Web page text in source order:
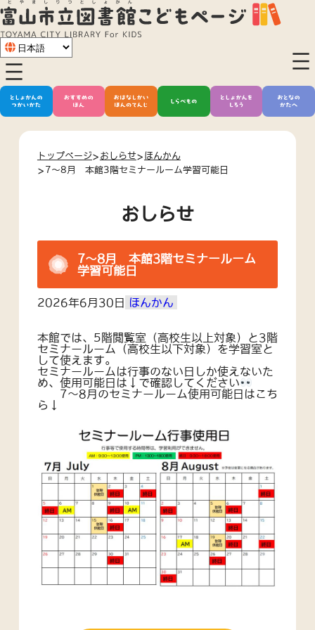
内
容
を
ス
キ
ッ
プ
トップページ おしらせ
ほんかん
7～8月 本館3階セミナールーム学習可能日
おしらせ
7～8月 本館3階セミナールーム
学習可能日
2026年6月30日 ほんかん
本館では、5階閲覧室（高校生以上対象）と3階
セミナールーム（高校生以下対象）を学習室と
して使えます。
セミナールームは行事のない日しか使えないた
め、使用可能日は↓で確認してください
7～8月のセミナールーム使用可能日はこち
ら↓